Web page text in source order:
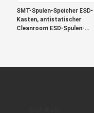
SMT-Spulen-Speicher ESD-
Kasten, antistatischer
Cleanroom ESD-Spulen-